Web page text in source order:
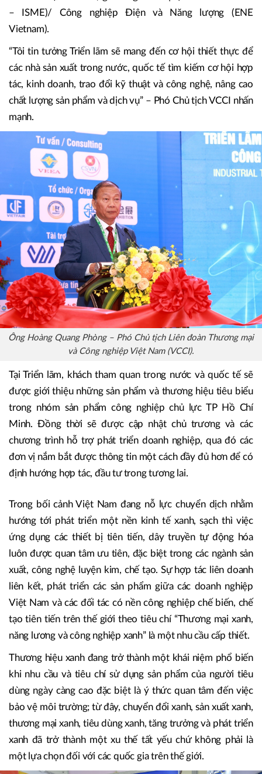
Nội quy tụ hơn 300 gian hàng của 250 tổ chức doanh
nghiệp Việt Nam và quốc tế, trưng bày sản phẩm gồm các
động hóa / Ngũ kim và dụng cụ cầm tay (HMET EXPO
VIETNAM)/ Hàn cắt, gia công kim loại (METAL & WELD
– ISME)/ Công nghiệp Điện và Năng lượng (ENE
Vietnam).
“Tôi tin tưởng Triển lãm sẽ mang đến cơ hội thiết thực để
các nhà sản xuất trong nước, quốc tế tìm kiếm cơ hội hợp
tác, kinh doanh, trao đổi kỹ thuật và công nghệ, nâng cao
chất lượng sản phẩm và dịch vụ” – Phó Chủ tịch VCCI nhấn
mạnh.
Ông Hoàng Quang Phòng – Phó Chủ tịch Liên đoàn Thương mại
và Công nghiệp Việt Nam (VCCI).
Tại Triển lãm, khách tham quan trong nước và quốc tế sẽ
được giới thiệu những sản phẩm và thương hiệu tiêu biểu
Minh. Đồng thời sẽ được cập nhật chủ trương và các
chương trình hỗ trợ phát triển doanh nghiệp, qua đó các
đơn vị nắm bắt được thông tin một cách đầy đủ hơn để có
định hướng hợp tác, đầu tư trong tương lai.
Trong bối cảnh Việt Nam đang nỗ lực chuyển dịch nhằm
hướng tới phát triển một nền kinh tế xanh, sạch thì việc
ứng dụng các thiết bị tiên tiến, dây truyền tự động hóa
luôn được quan tâm ưu tiên, đặc biệt trong các ngành sản
liên kết, phát triển các sản phẩm giữa các doanh nghiệp
Việt Nam và các đối tác có nền công nghiệp chế biến, chế
tạo tiên tiến trên thế giới theo tiêu chí “Thương mại xanh,
năng lương và công nghiệp xanh” là một nhu cầu cấp thiết.
Thương hiệu xanh đang trở thành một khái niệm phổ biến
khi nhu cầu và tiêu chí sử dụng sản phẩm của người tiêu
dùng ngày càng cao đặc biệt là ý thức quan tâm đến việc